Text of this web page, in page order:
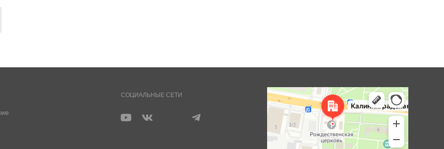
СОЦИАЛЬНЫЕ СЕТИ
Королёв
Яндекс Карты — транспорт, навигация, поиск мест